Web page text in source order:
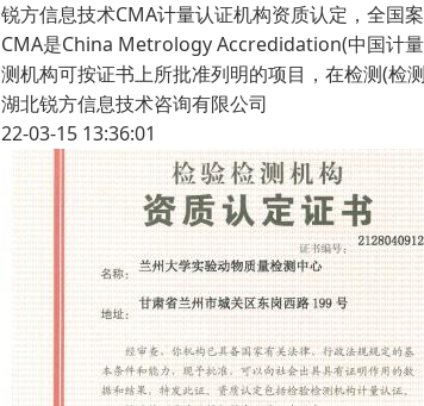
锐方信息技术CMA计量认证机构资质认定，全国
CMA是China Metrology Accredidation(中国计
测机构可按证书上所批准列明的项目，在检测(检
湖北锐方信息技术咨询有限公司
22-03-15 13:36:01